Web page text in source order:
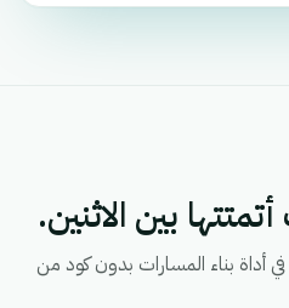
بين الاثنين.
أداة بناء المسارات بدون كود من